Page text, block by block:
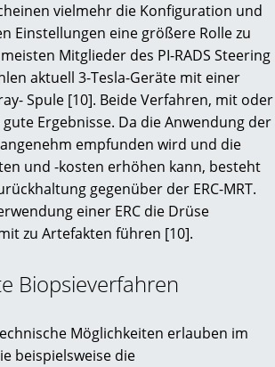
vielmehr die Konfiguration und
Einstellungen eine größere Rolle zu
Mitglieder des PI-RADS Steering
aktuell 3-Tesla-Geräte mit einer
Spule [10]. Beide Verfahren, mit oder
gute Ergebnisse. Da die Anwendung der
empfunden wird und die
und -kosten erhöhen kann, besteht
gegenüber der ERC-MRT.
einer ERC die Drüse
zu Artefakten führen [10].
Biopsieverfahren
Möglichkeiten erlauben im
beispielsweise die